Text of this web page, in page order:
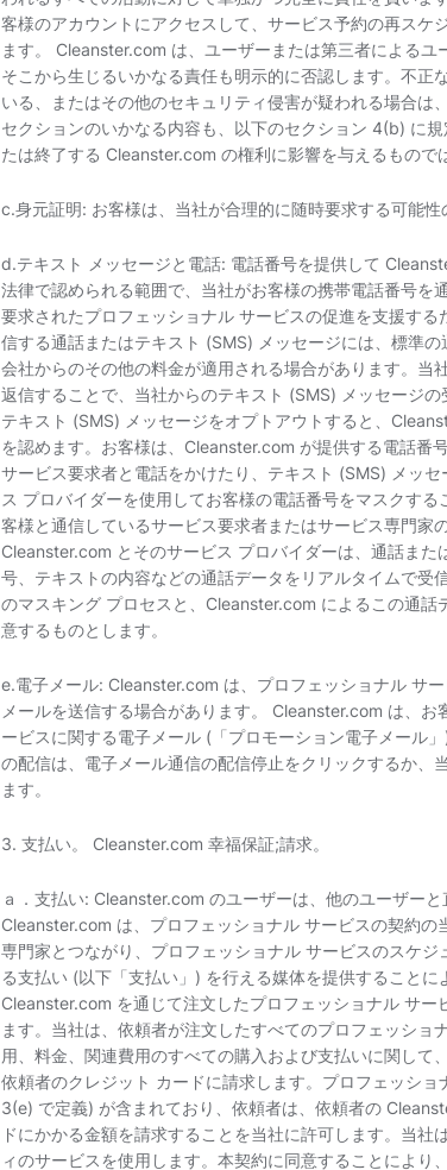
客様のアカウントにアクセスして、サービス予約の再スケ
ます。 Cleanster.com は、ユーザーまたは第三者によるユ
そこから生じるいかなる責任も明示的に否認します。不正
いる、またはその他のセキュリティ侵害が疑われる場合
セクションのいかなる内容も、以下のセクション 4(b) に
たは終了する Cleanster.com の権利に影響を与えるもので
c.身元証明: お客様は、当社が合理的に随時要求する可能性
d.テキスト メッセージと電話: 電話番号を提供して
法律で認められる範囲で、当社がお客様の携帯電話番号を
要求されたプロフェッショナル サービスの促進を支援す
信する通話またはテキスト (SMS) メッセージには、標準
会社からのその他の料金が適用される場合があります。当
返信することで、当社からのテキスト (SMS) メッセージ
テキスト (SMS) メッセージをオプトアウトすると、
を認めます。お客様は、Cleanster.com が提供する電話番
サービス要求者と電話をかけたり、テキスト (SMS) メッ
ス プロバイダーを使用してお客様の電話番号をマスクす
客様と通信しているサービス要求者またはサービス専門家
Cleanster.com とそのサービス プロバイダーは、通話ま
号、テキストの内容などの通話データをリアルタイムで
のマスキング プロセスと、Cleanster.com によるこの通
意するものとします。
e.電子メール: Cleanster.com は、プロフェッショナル サ
メールを送信する場合があります。 Cleanster.com は、
ービスに関する電子メール (「プロモーション電子メール
の配信は、電子メール通信の配信停止をクリックするか、
ます。
3. 支払い。 Cleanster.com 幸福保証;請求。
ａ．支払い: Cleanster.com のユーザーは、他のユーザー
Cleanster.com は、プロフェッショナル サービスの契約
専門家とつながり、プロフェッショナル サービスのスケ
る支払い (以下「支払い」) を行える媒体を提供することに
Cleanster.com を通じて注文したプロフェッショナル サ
ます。当社は、依頼者が注文したすべてのプロフェッシ
用、料金、関連費用のすべての購入および支払いに関して
依頼者のクレジット カードに請求します。プロフェッシ
3(e) で定義) が含まれており、依頼者は、依頼者の
ドにかかる金額を請求することを当社に許可します。当
ィのサービスを使用します。本契約に同意することによ